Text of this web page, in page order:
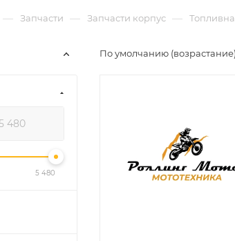
— Запчасти — Запчасти корпус —
По умолчанию (возрастание)
5 480